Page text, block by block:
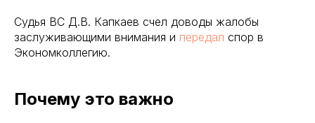
Судья ВС Д.В. Капкаев счел доводы жалобы
заслуживающими внимания и передал спор в
Экономколлегию.
Почему это важно